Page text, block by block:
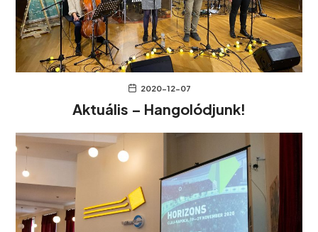
2020-12-07
Aktuális – Hangolódjunk!